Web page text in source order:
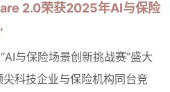
2.0荣获2025年AI与保险
与保险场景创新挑战赛”盛大
科技企业与保险机构同台竞